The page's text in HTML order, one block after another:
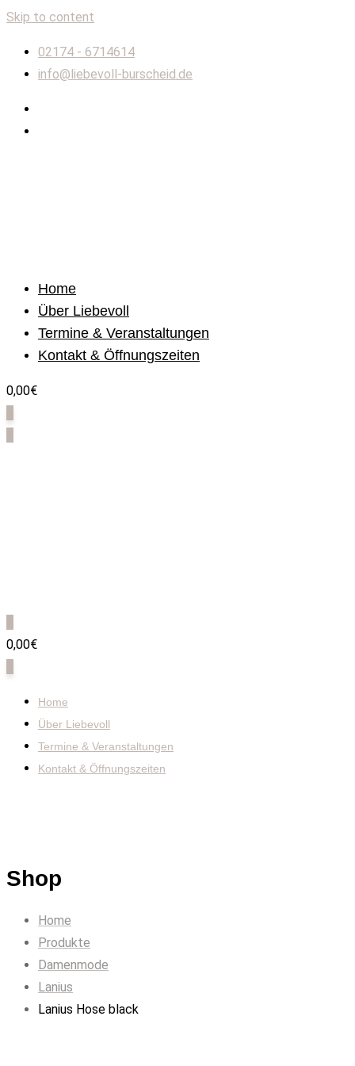
Skip to content
02174 - 6714614
info@liebevoll-burscheid.de
Home
Über Liebevoll
Termine & Veranstaltungen
Kontakt & Öffnungszeiten
0,00€
0,00€
Home
Über Liebevoll
Termine & Veranstaltungen
Kontakt & Öffnungszeiten
Shop
Home
Produkte
Damenmode
Lanius
Lanius Hose black